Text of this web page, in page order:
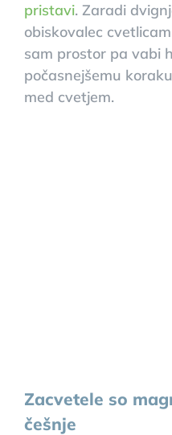
pristavi. Zaradi
obiskovalec
sam prostor pa vabi
počasnejšemu
med cvetjem.
Zacvetele so
češnje